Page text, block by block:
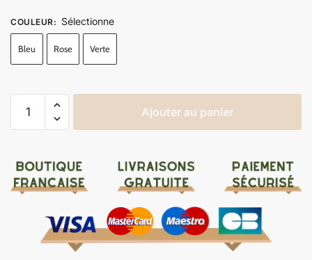
COULEUR: Sélectionne
Bleu Rose Verte
Ajouter au panier